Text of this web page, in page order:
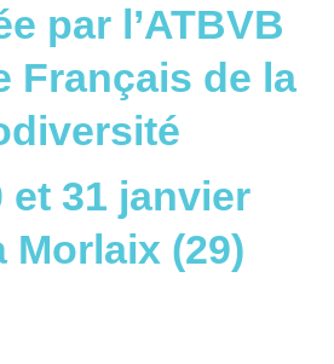
par l’ATBVB
Français de la
et 31 janvier
Morlaix (29)